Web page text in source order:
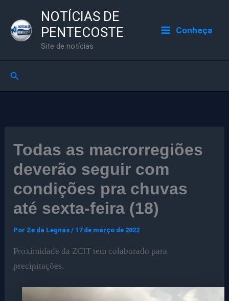
para
NOTÍCIAS DE
PENTECOSTE
Site de notícias
Conheça
Pesquisar
Todas as macrorregiões
deverão seguir com
condições pra chuvas
até sexta-feira (18)
Por Ze da Legnas/ 17 de março de 2022
Proximidade da ZCIT tem colaborado para
precipitações.